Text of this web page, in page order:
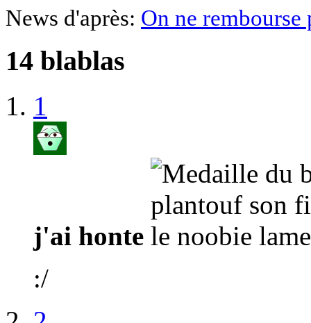
News d'après: On ne rembourse
14 blablas
1
j'ai honte
:/